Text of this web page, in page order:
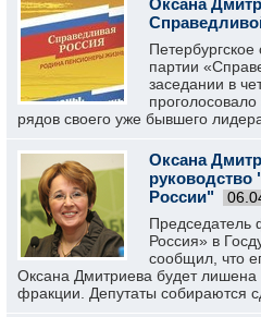
Оксана
партии
заседании в
рядов своего уже бывшего
Оксана
России"
Председатель
Россия» в
сообщил, что
Оксана Дмитриева будет
фракции. Депутаты собираются